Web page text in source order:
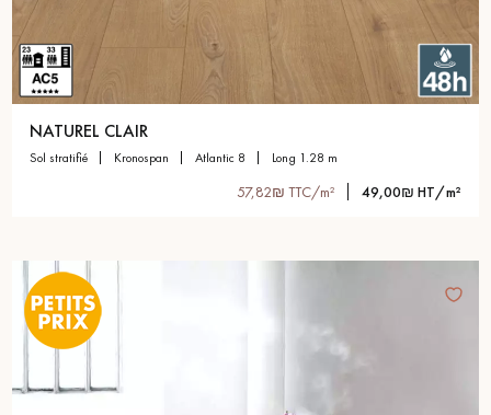
Un expert Décoplus Parquets vous appelle
Demandez un rendez-vous personnalisé
Obtenez un devis gratuit !
NATUREL CLAIR
sol stratifié kronospan atlantic 8 long 1.28 m
57,82₪ TTC/m² 49,00₪ HT/m²